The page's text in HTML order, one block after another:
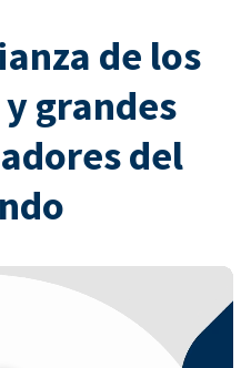
de los
grandes
del